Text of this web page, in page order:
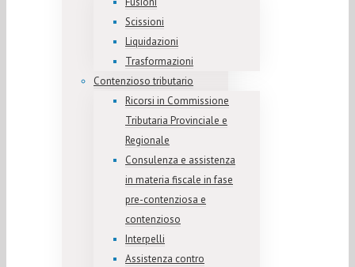
Scissioni
Liquidazioni
Trasformazioni
Contenzioso tributario
Ricorsi in Commissione
Tributaria Provinciale e
Regionale
Consulenza e assistenza
in materia fiscale in fase
pre-contenziosa e
contenzioso
Interpelli
Assistenza contro